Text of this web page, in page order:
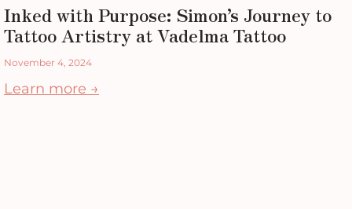
Inked with Purpose: Simon’s Journey to
Tattoo Artistry at Vadelma Tattoo
November 4, 2024
Learn more →